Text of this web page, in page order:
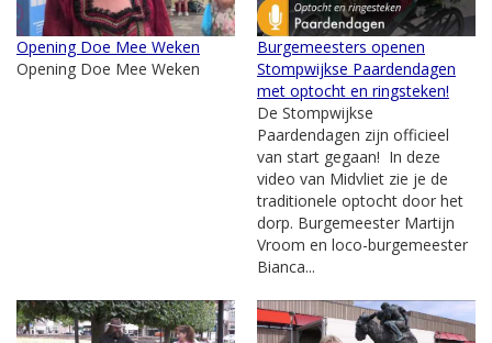
Opening Doe Mee Weken
Opening Doe Mee Weken
Burgemeesters openen
Stompwijkse Paardendagen
met optocht en ringsteken!
De Stompwijkse
Paardendagen zijn officieel
van start gegaan! In deze
video van Midvliet zie je de
traditionele optocht door het
dorp. Burgemeester Martijn
Vroom en loco-burgemeester
Bianca...